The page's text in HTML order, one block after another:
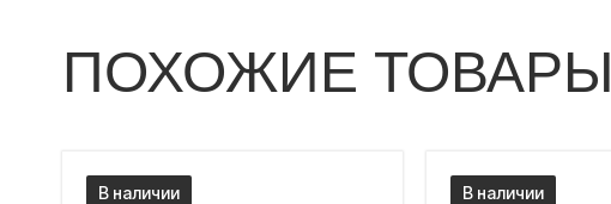
ПОХОЖИЕ ТОВАРЫ
В наличии В наличии